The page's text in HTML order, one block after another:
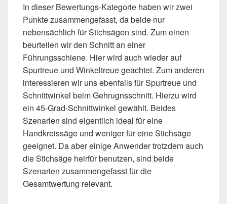
In dieser Bewertungs-Kategorie haben wir zwei
Punkte zusammengefasst, da beide nur
nebensächlich für Stichsägen sind. Zum einen
beurteilen wir den Schnitt an einer
Führungsschiene. Hier wird auch wieder auf
Spurtreue und Winkeltreue geachtet. Zum anderen
interessieren wir uns ebenfalls für Spurtreue und
Schnittwinkel beim Gehrugnsschnitt. Hierzu wird
ein 45-Grad-Schnittwinkel gewählt. Beides
Szenarien sind eigentlich ideal für eine
Handkreissäge und weniger für eine Stichsäge
geeignet. Da aber einige Anwender trotzdem auch
die Stichsäge heirfür benutzen, sind beide
Szenarien zusammengefasst für die
Gesamtwertung relevant.